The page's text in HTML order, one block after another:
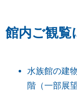
館内ご観覧
水族館の建
階（一部展